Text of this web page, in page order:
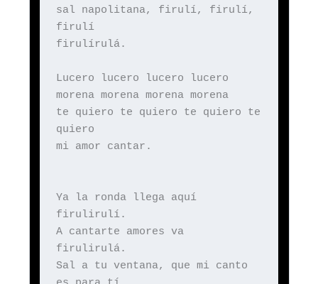
sal napolitana, firulí, firulí,
firulí
firulírulá.
Lucero lucero lucero lucero
morena morena morena morena
te quiero te quiero te quiero te
quiero
mi amor cantar.
Ya la ronda llega aquí
firulirulí.
A cantarte amores va
firulirulá.
Sal a tu ventana, que mi canto